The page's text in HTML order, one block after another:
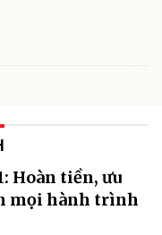
Hoàn tiền, ưu
mọi hành trình